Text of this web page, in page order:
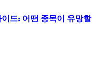
드: 어떤 종목이 유망할